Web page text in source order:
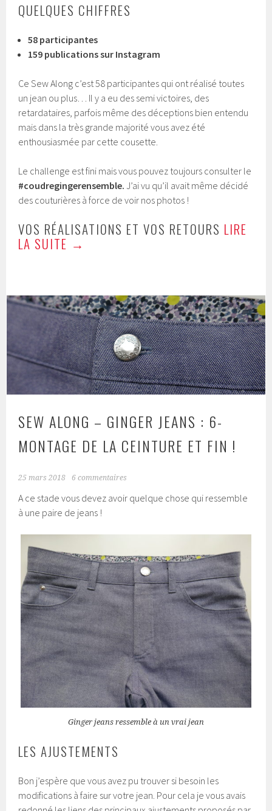
QUELQUES CHIFFRES
58 participantes
159 publications sur Instagram
Ce Sew Along c’est 58 participantes qui ont réalisé toutes
un jean ou plus… Il y a eu des semi victoires, des
retardataires, parfois même des déceptions bien entendu
mais dans la très grande majorité vous avez été
enthousiasmée par cette cousette.
Le challenge est fini mais vous pouvez toujours consulter le
#coudregingerensemble. J’ai vu qu’il avait même décidé
des couturières à force de voir nos photos !
VOS RÉALISATIONS ET VOS RETOURS LIRE
LA SUITE →
SEW ALONG – GINGER JEANS : 6-
MONTAGE DE LA CEINTURE ET FIN !
25 mars 2018 6 commentaires
A ce stade vous devez avoir quelque chose qui ressemble
à une paire de jeans !
Ginger jeans ressemble à un vrai jean
LES AJUSTEMENTS
Bon j’espère que vous avez pu trouver si besoin les
modifications à faire sur votre jean. Pour cela je vous avais